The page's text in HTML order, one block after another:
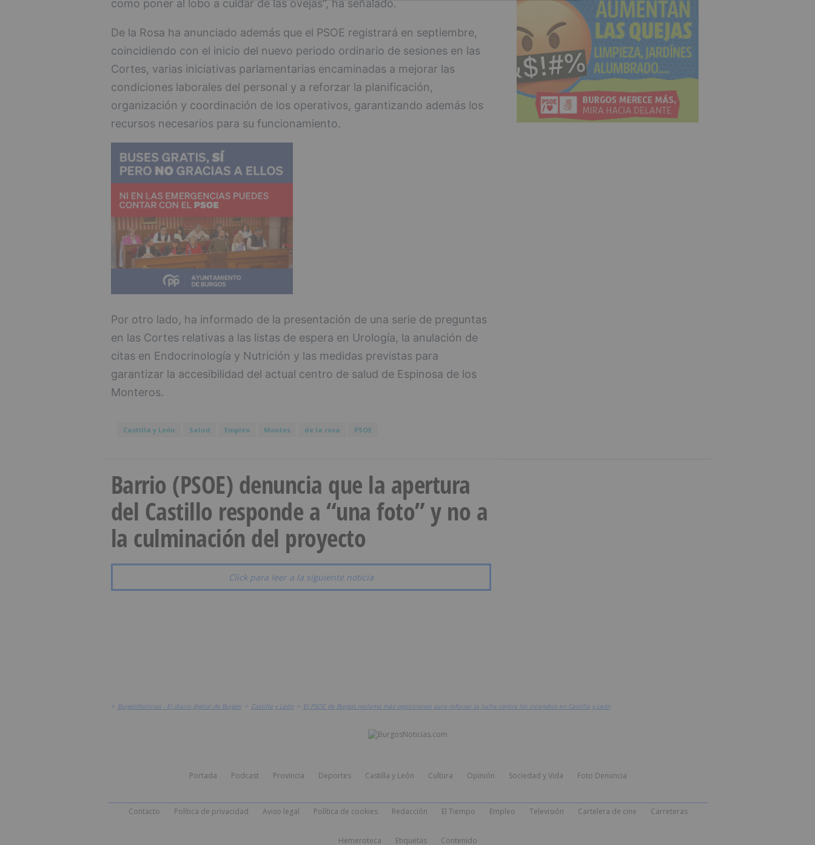
como poner al lobo a cuidar de las ovejas”, ha señalado.
De la Rosa ha anunciado además que el PSOE registrará en septiembre,
coincidiendo con el inicio del nuevo periodo ordinario de sesiones en las
Cortes, varias iniciativas parlamentarias encaminadas a mejorar las
condiciones laborales del personal y a reforzar la planificación,
organización y coordinación de los operativos, garantizando además los
recursos necesarios para su funcionamiento.
Por otro lado, ha informado de la presentación de una serie de preguntas
en las Cortes relativas a las listas de espera en Urología, la anulación de
citas en Endocrinología y Nutrición y las medidas previstas para
garantizar la accesibilidad del actual centro de salud de Espinosa de los
Monteros.
Castilla y León Salud Empleo Montes de la rosa PSOE
Barrio (PSOE) denuncia que la apertura
del Castillo responde a “una foto” y no a
la culminación del proyecto
Click para leer a la siguiente noticia
> BurgosNoticias - El diario digital de Burgos > Castilla y León > El PSOE de Burgos reclama más oposiciones para reforzar la lucha contra los incendios en Castilla y León
Portada Podcast Provincia Deportes Castilla y León Cultura Opinión Sociedad y Vida Foto Denuncia
Contacto Política de privacidad Aviso legal Política de cookies Redacción El Tiempo Empleo Televisión Cartelera de cine Carreteras
Hemeroteca Etiquetas Contenido